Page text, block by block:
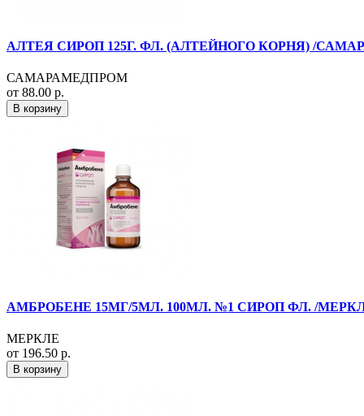
АЛТЕЯ СИРОП 125Г. ФЛ. (АЛТЕЙНОГО КОРНЯ) /
САМАРАМЕДПРОМ
от 88.00 р.
В корзину
АМБРОБЕНЕ 15МГ/5МЛ. 100МЛ. №1 СИРОП ФЛ. /
МЕРКЛЕ
от 196.50 р.
В корзину